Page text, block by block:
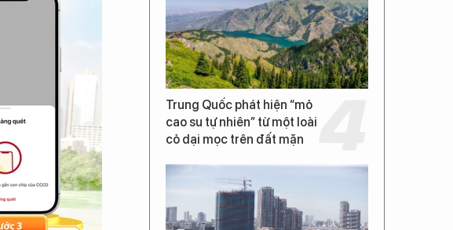
Trung Quốc phát hiện “mỏ
cao su tự nhiên” từ một loài
cỏ dại mọc trên đất mặn